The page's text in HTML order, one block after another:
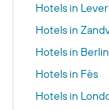
Hotels in
Hotels in
Hotels in Berlin
Hotels in Fès
Hotels in